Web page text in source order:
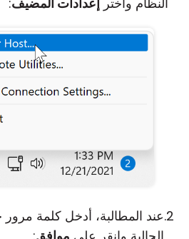
عند المطالبة، أدخل كلمة مرور